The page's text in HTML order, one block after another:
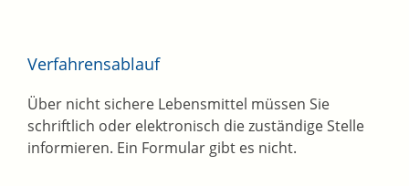
Verfahrensablauf
Über nicht sichere Lebensmittel müssen Sie
schriftlich oder elektronisch die zuständige Stelle
informieren. Ein Formular gibt es nicht.